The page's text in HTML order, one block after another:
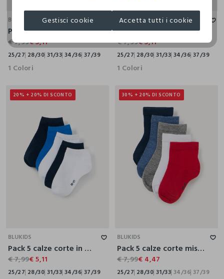
BLUKIDS
Pack 5 calze corte in misto cotone stretch
€ 7,99€ 5,11
25/27 28/30 31/33 34/36 37/39
1 Colori
BLUKIDS
Pack 5 calze corte in misto cotone stretch
€ 7,99€ 5,11
25/27 28/30 31/33 34/36 37/39
1 Colori
20% + 20% DI SCONTO
BLUKIDS
Pack 5 calze corte in misto cotone stretch
€ 7,99€ 5,11
25/27 28/30 31/33 34/36 37/39
30% + 20% DI SCONTO
BLUKIDS
Pack 5 calze corte misto cotone
€ 7,99€ 4,47
25/27 28/30 31/33 34/36 37/39
Gestisci cookie Accetta tutti i cookie